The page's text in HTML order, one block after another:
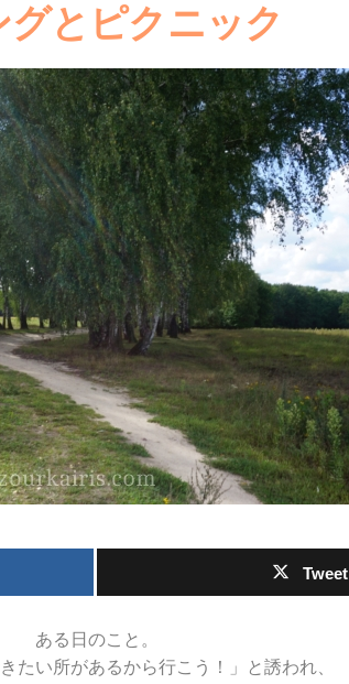
グとピクニック
Tweet
ある日のこと。
たい所があるから行こう！」と誘われ、